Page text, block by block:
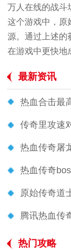
万人在线的战斗
这个游戏中，原
源。通过上述的
在游戏中更快地
最新资讯
热血合击最
传奇里攻速
热血传奇屠
热血传奇
原始传奇道
腾讯热血传
热门攻略